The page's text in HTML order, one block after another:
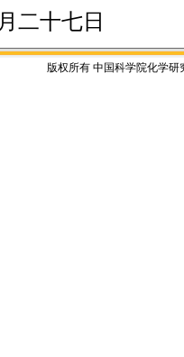
二十七日
版权所有 中国科学院化学研